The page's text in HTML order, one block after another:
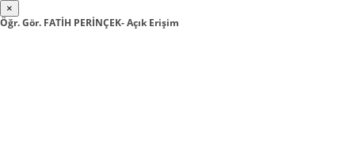
×
Öğr. Gör. FATİH PERİNÇEK- Açık Erişim